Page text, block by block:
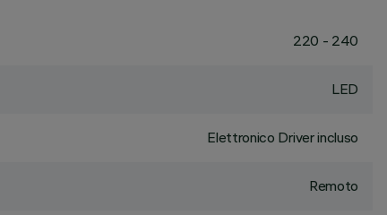
220 - 240
LED
Elettronico Driver incluso
Remoto